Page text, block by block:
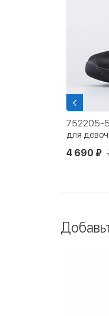
Черные зимние ботинки